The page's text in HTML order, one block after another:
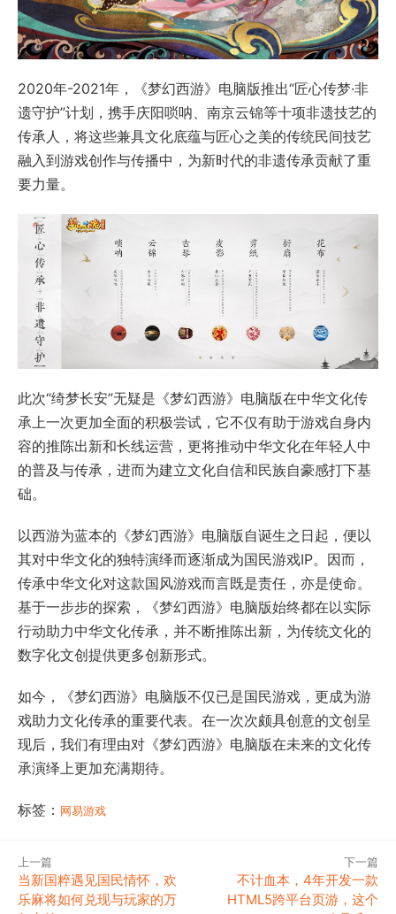
2020年-2021年，《梦幻西游》电脑版推出“匠心传梦·非
遗守护”计划，携手庆阳唢呐、南京云锦等十项非遗技艺的
传承人，将这些兼具文化底蕴与匠心之美的传统民间技艺
融入到游戏创作与传播中，为新时代的非遗传承贡献了重
要力量。
此次“绮梦长安”无疑是《梦幻西游》电脑版在中华文化传
承上一次更加全面的积极尝试，它不仅有助于游戏自身内
容的推陈出新和长线运营，更将推动中华文化在年轻人中
的普及与传承，进而为建立文化自信和民族自豪感打下基
础。
以西游为蓝本的《梦幻西游》电脑版自诞生之日起，便以
其对中华文化的独特演绎而逐渐成为国民游戏IP。因而，
传承中华文化对这款国风游戏而言既是责任，亦是使命。
基于一步步的探索，《梦幻西游》电脑版始终都在以实际
行动助力中华文化传承，并不断推陈出新，为传统文化的
数字化文创提供更多创新形式。
如今，《梦幻西游》电脑版不仅已是国民游戏，更成为游
戏助力文化传承的重要代表。在一次次颇具创意的文创呈
现后，我们有理由对《梦幻西游》电脑版在未来的文化传
承演绎上更加充满期待。
标签： 网易游戏
上一篇
当新国粹遇见国民情怀，欢
乐麻将如何兑现与玩家的万
下一篇
不计血本，4年开发一款
HTML5跨平台页游，这个